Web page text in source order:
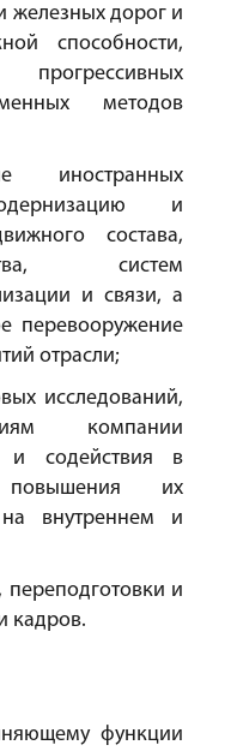
железных дорог и
способности,
методов
иностранных
и
состава,
систем
и связи, а
перевооружение
отрасли;
исследований,
компании
и содействия в
их
на внутреннем и
и
кадров.
функции